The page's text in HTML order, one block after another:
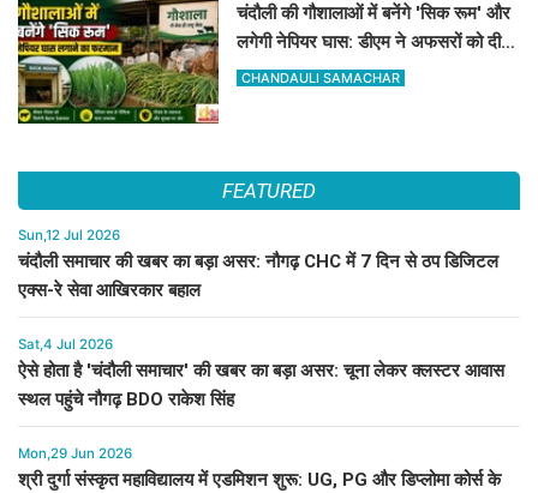
चंदौली की गौशालाओं में बनेंगे 'सिक रूम' और
लगेगी नेपियर घास: डीएम ने अफसरों को दी 1
सप्ताह की मोहलत
CHANDAULI SAMACHAR
FEATURED
Sun,12 Jul 2026
चंदौली समाचार की खबर का बड़ा असर: नौगढ़ CHC में 7 दिन से ठप डिजिटल
एक्स-रे सेवा आखिरकार बहाल
Sat,4 Jul 2026
ऐसे होता है 'चंदौली समाचार' की खबर का बड़ा असर: चूना लेकर क्लस्टर आवास
स्थल पहुंचे नौगढ़ BDO राकेश सिंह
Mon,29 Jun 2026
श्री दुर्गा संस्कृत महाविद्यालय में एडमिशन शुरू: UG, PG और डिप्लोमा कोर्स के